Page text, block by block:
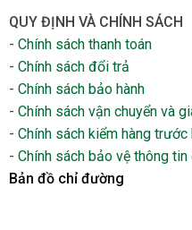
QUY ĐỊNH VÀ CHÍNH SÁCH
- Chính sách thanh toán
- Chính sách đổi trả
- Chính sách bảo hành
- Chính sách vận chuyển và
- Chính sách kiểm hàng trước
- Chính sách bảo vệ thông
Bản đồ chỉ đường